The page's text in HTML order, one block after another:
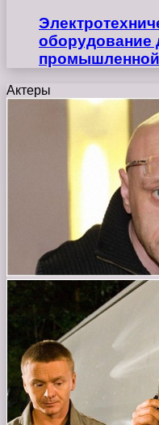
оборудование
промышленной
Актеры